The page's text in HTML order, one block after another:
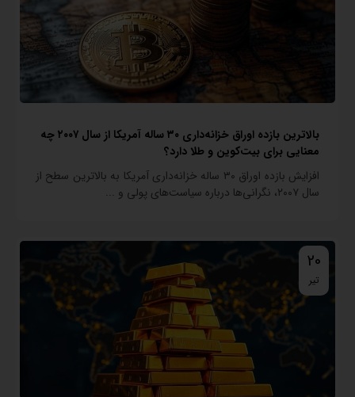
بالاترین بازده اوراق خزانه‌داری ۳۰ ساله آمریکا از سال ۲۰۰۷ چه
معنایی برای بیت‌کوین و طلا دارد؟
افزایش بازده اوراق ۳۰ ساله خزانه‌داری آمریکا به بالاترین سطح از
سال ۲۰۰۷، نگرانی‌ها درباره سیاست‌های پولی و ...
20
تیر